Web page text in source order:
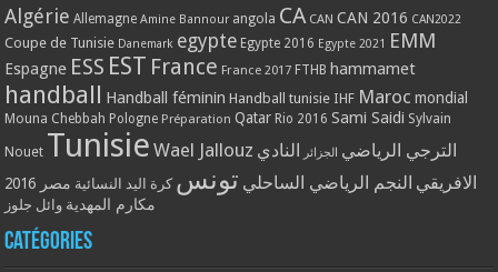
Algérie Allemagne Amine Bannour angola CA CAN CAN 2016 CAN2022
Coupe de Tunisie Danemark egypte Egypte 2016 Egypte 2021 EMM
Espagne ESS EST France France 2017 FTHB hammamet
handball Handball féminin Handball tunisie IHF Maroc mondial
Mouna Chebbah Pologne Préparation Qatar Rio 2016 Sami Saidi Sylvain
Nouet Tunisie Wael Jallouz الترجي الرياضي الجزائر النادي
الافريقي النجم الرياضي الساحلي تونس كرة اليد النسائية مصر 2016
مكارم المهدية وائل جلوز
Catégories